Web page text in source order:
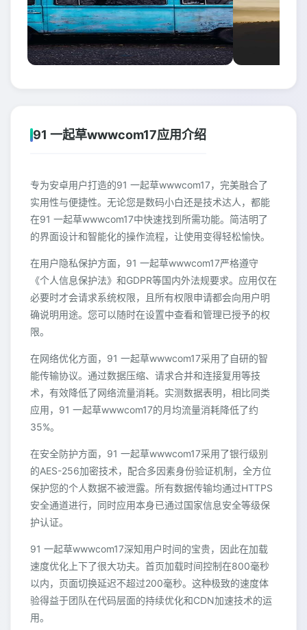
91 一起草wwwcom17应用介绍
专为安卓用户打造的91 一起草wwwcom17，完美融合了
实用性与便捷性。无论您是数码小白还是技术达人，都能
在91 一起草wwwcom17中快速找到所需功能。简洁明了
的界面设计和智能化的操作流程，让使用变得轻松愉快。
在用户隐私保护方面，91 一起草wwwcom17严格遵守
《个人信息保护法》和GDPR等国内外法规要求。应用仅在
必要时才会请求系统权限，且所有权限申请都会向用户明
确说明用途。您可以随时在设置中查看和管理已授予的权
限。
在网络优化方面，91 一起草wwwcom17采用了自研的智
能传输协议。通过数据压缩、请求合并和连接复用等技
术，有效降低了网络流量消耗。实测数据表明，相比同类
应用，91 一起草wwwcom17的月均流量消耗降低了约
35%。
在安全防护方面，91 一起草wwwcom17采用了银行级别
的AES-256加密技术，配合多因素身份验证机制，全方位
保护您的个人数据不被泄露。所有数据传输均通过HTTPS
安全通道进行，同时应用本身已通过国家信息安全等级保
护认证。
91 一起草wwwcom17深知用户时间的宝贵，因此在加载
速度优化上下了很大功夫。首页加载时间控制在800毫秒
以内，页面切换延迟不超过200毫秒。这种极致的速度体
验得益于团队在代码层面的持续优化和CDN加速技术的运
用。